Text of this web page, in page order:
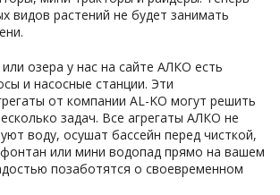
видов растений не будет занимать
озера у нас на сайте АЛКО есть
и насосные станции. Эти
от компании AL-KO могут решить
задач. Все агрегаты АЛКО не
воду, осушат бассейн перед чисткой,
или мини водопад прямо на вашем
позаботятся о своевременном